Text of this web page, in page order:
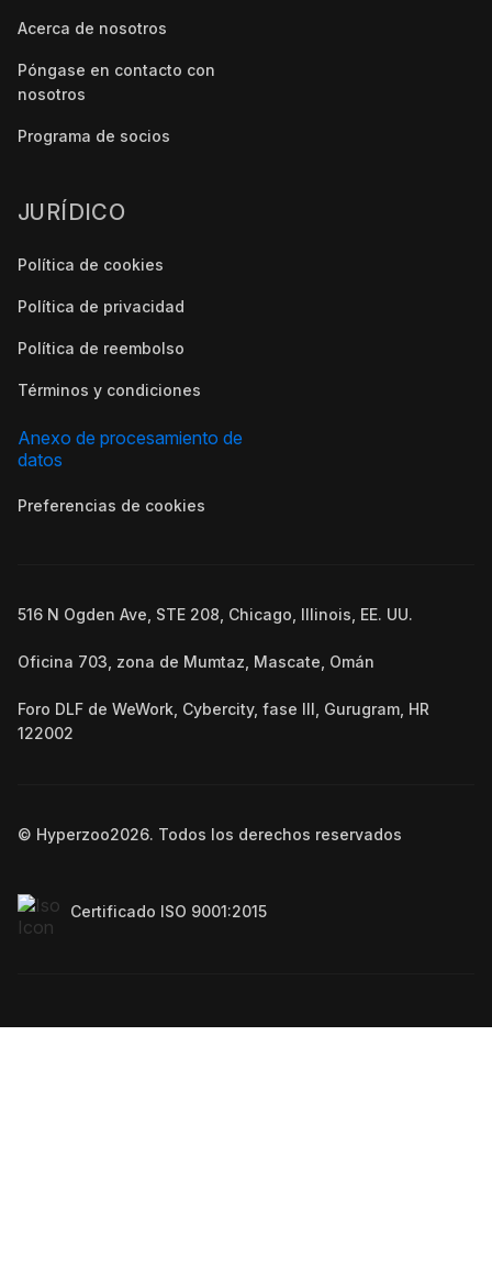
Acerca de nosotros
Póngase en contacto con
nosotros
Programa de socios
JURÍDICO
Política de cookies
Política de privacidad
Política de reembolso
Términos y condiciones
Anexo de procesamiento de
datos
Preferencias de cookies
516 N Ogden Ave, STE 208, Chicago, Illinois, EE. UU.
Oficina 703, zona de Mumtaz, Mascate, Omán
Foro DLF de WeWork, Cybercity, fase III, Gurugram, HR
122002
© Hyperzoo2026. Todos los derechos reservados
Certificado ISO 9001:2015